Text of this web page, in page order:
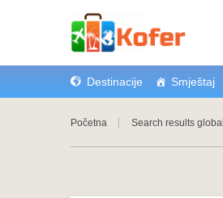
Destinacije Smještaj
Početna Search results global